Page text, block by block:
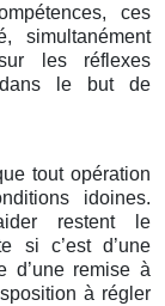
ces
simultanément
les réflexes
dans le but de
tout opération
idoines.
restent le
si c’est d’une
d’une remise à
à régler